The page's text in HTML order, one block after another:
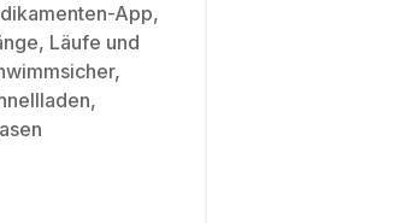
App,
Läufe und